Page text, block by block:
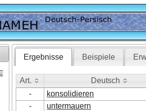
Ergebnisse Beispiele
Art. Deutsch
- konsolidieren
-
untermauern